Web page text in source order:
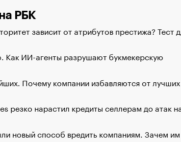
РБК
зависит от атрибутов престижа? Тест
Как ИИ-агенты разрушают букмекерскую
Почему компании избавляются от лучших
резко нарастил кредиты селлерам до атак
новый способ вредить компаниям. Зачем